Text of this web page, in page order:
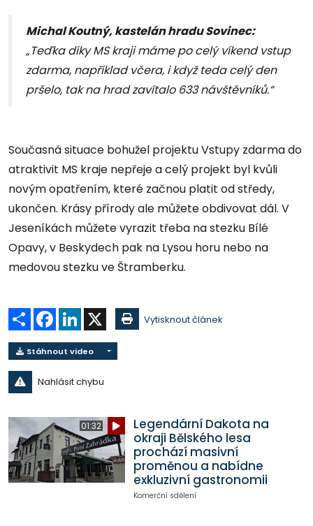
Michal Koutný, kastelán hradu Sovinec:
„Teďka díky MS kraji máme po celý víkend vstup
zdarma, například včera, i když teda celý den
pršelo, tak na hrad zavítalo 633 návštěvníků.“
Současná situace bohužel projektu Vstupy zdarma do
atraktivit MS kraje nepřeje a celý projekt byl kvůli
novým opatřením, které začnou platit od středy,
ukončen. Krásy přírody ale můžete obdivovat dál. V
Jeseníkách můžete vyrazit třeba na stezku Bílé
Opavy, v Beskydech pak na Lysou horu nebo na
medovou stezku ve Štramberku.
Sdílet Facebook
LinkedIn Vytisknout článek
Stáhnout video
Nahlásit chybu
01:32
Legendární Dakota na
okraji Bělského lesa
prochází masivní
proměnou a nabídne
exkluzivní gastronomii
Komerční sdělení